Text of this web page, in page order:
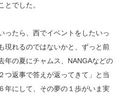
とでした。
ったら、西でイベントをしたいっ
現れるのではないかと、ずっと前
年の夏にチャムス、NANGAなどの
つ返事で答えが返ってきて」と当
年にして、その夢の１歩がいま実